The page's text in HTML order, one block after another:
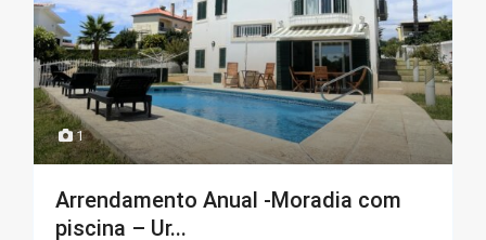
1
Arrendamento Anual -Moradia com
piscina – Ur...